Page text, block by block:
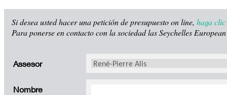
Si desea usted hacer una petición de presupuesto on line, haga
Para ponerse en contacto con la sociedad las Seychelles
Assesor
Nombre